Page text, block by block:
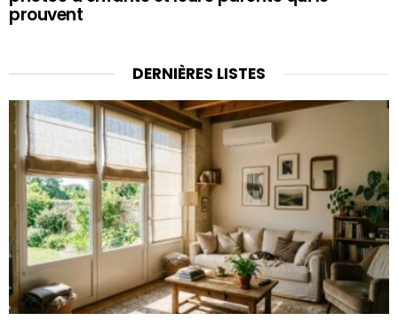
prouvent
DERNIÈRES LISTES